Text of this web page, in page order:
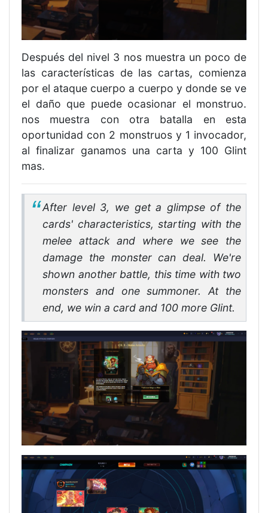
Después del nivel 3 nos muestra un poco de
las características de las cartas, comienza
por el ataque cuerpo a cuerpo y donde se ve
el daño que puede ocasionar el monstruo.
nos muestra con otra batalla en esta
oportunidad con 2 monstruos y 1 invocador,
al finalizar ganamos una carta y 100 Glint
mas.
After level 3, we get a glimpse of the
cards' characteristics, starting with the
melee attack and where we see the
damage the monster can deal. We're
shown another battle, this time with two
monsters and one summoner. At the
end, we win a card and 100 more Glint.